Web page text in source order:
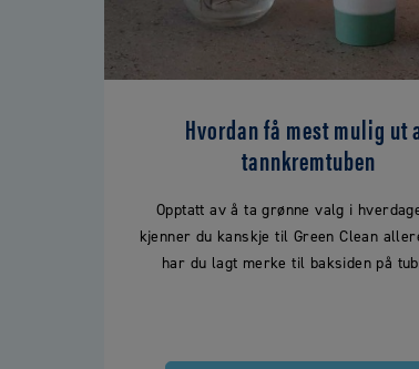
Hvordan få mest mulig ut
tannkremtuben
Opptatt av å ta grønne valg i
kjenner du kanskje til Green Clean
har du lagt merke til baksiden på